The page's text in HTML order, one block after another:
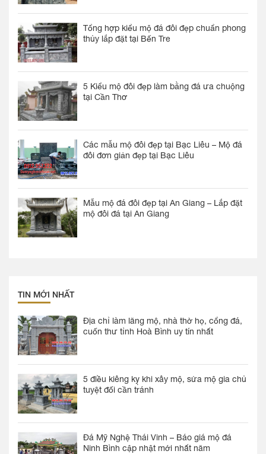
Tổng hợp kiểu mộ đá đôi đẹp chuẩn phong
thủy lắp đặt tại Bến Tre
5 Kiểu mộ đôi đẹp làm bằng đá ưa chuộng
tại Cần Thơ
Các mẫu mộ đôi đẹp tại Bạc Liêu – Mộ đá
đôi đơn giản đẹp tại Bạc Liêu
Mẫu mộ đá đôi đẹp tại An Giang – Lắp đặt
mộ đôi đá tại An Giang
TIN MỚI NHẤT
Địa chỉ làm lăng mộ, nhà thờ họ, cổng đá,
cuốn thư tỉnh Hoà Bình uy tín nhất
5 điều kiêng kỵ khi xây mộ, sửa mộ gia chủ
tuyệt đối cần tránh
Đá Mỹ Nghệ Thái Vinh – Báo giá mộ đá
Ninh Bình cập nhật mới nhất năm